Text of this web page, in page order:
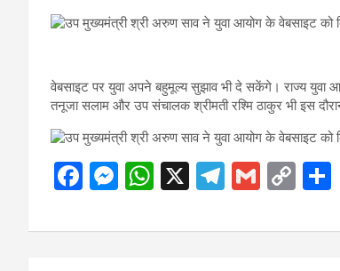
वेबसाइट पर युवा अपने बहुमूल्य सुझाव भी दे सकेंगे। राज्य युवा
तनूजा सलाम और उप संचालक श्रीमती रश्मि ठाकुर भी इस
F
ce
M
se
W
at
X
T
e
G
ail
C
py